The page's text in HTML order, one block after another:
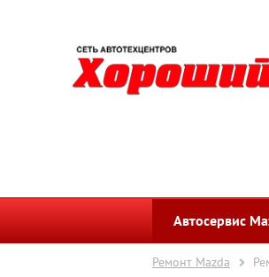
Автосервис
Ремонт Mazda